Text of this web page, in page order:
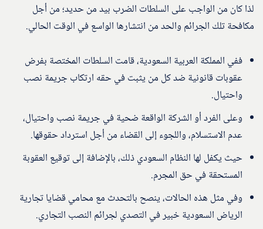
لذا كان من الواجب على السلطات الضرب بيد من حديد؛ من أجل
مكافحة تلك الجرائم والحد من انتشارها الواسع في الوقت الحالي.
ففي المملكة العربية السعودية، قامت السلطات المختصة بفرض
عقوبات قانونية ضد كل من يثبت في حقه ارتكاب جريمة نصب
واحتيال.
وعلى الفرد أو الشركة الواقعة ضحية في جريمة نصب واحتيال،
عدم الاستسلام، واللجوء إلى القضاء من أجل استرداد حقوقها.
حيث يكفل لها النظام السعودي ذلك، بالإضافة إلى توقيع العقوبة
المستحقة في حق المجرم.
وفي مثل هذه الحالات، ينصح بالتحدث مع محامي قضايا تجارية
الرياض السعودية خبير في التصدي لجرائم النصب التجاري.